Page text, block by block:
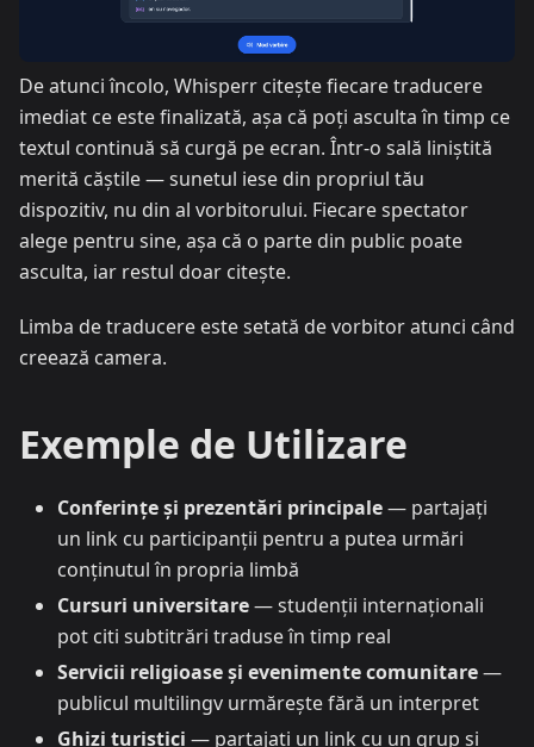
De atunci încolo, Whisperr citește fiecare traducere
imediat ce este finalizată, așa că poți asculta în timp ce
textul continuă să curgă pe ecran. Într-o sală liniștită
merită căștile — sunetul iese din propriul tău
dispozitiv, nu din al vorbitorului. Fiecare spectator
alege pentru sine, așa că o parte din public poate
asculta, iar restul doar citește.
Limba de traducere este setată de vorbitor atunci când
creează camera.
Exemple de Utilizare
Conferințe și prezentări principale— partajați
un link cu participanții pentru a putea urmări
conținutul în propria limbă
Cursuri universitare— studenții internaționali
pot citi subtitrări traduse în timp real
Servicii religioase și evenimente comunitare—
publicul multilingv urmărește fără un interpret
Ghizi turistici — partajați un link cu un grup și